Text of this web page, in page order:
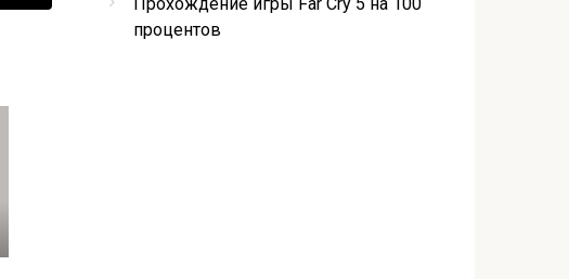
процентов